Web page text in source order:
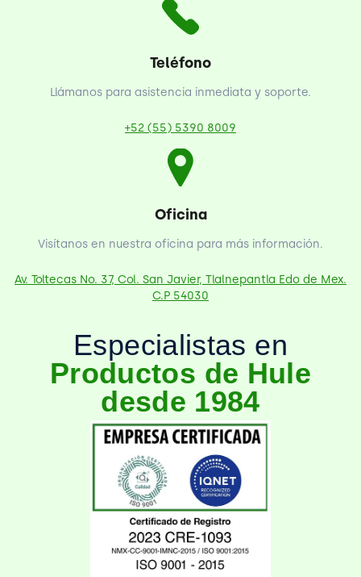
Teléfono
Llámanos para asistencia inmediata y soporte.
+52 (55) 5390 8009
Oficina
Visítanos en nuestra oficina para más información.
Av. Toltecas No. 37, Col. San Javier, Tlalnepantla Edo de Mex.
C.P 54030
Especialistas en
Productos de Hule
desde 1984